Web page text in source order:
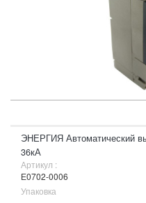
ЭНЕРГИЯ Автоматический
36кА
Артикул :
Е0702-0006
Упаковка